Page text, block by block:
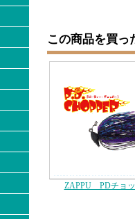
この商品を買っ
ZAPPU PDチョ